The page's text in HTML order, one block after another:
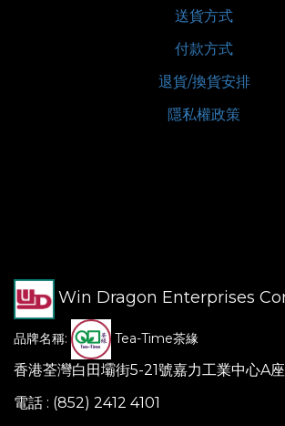
送貨方式
付款方式
退貨/換貨安排
隱私權政策
Win Dragon Enterprises
品牌名稱: Tea-Time茶緣
香港荃灣白田壩街5-21號嘉力工業中心A
電話 : (852) 2412 4101